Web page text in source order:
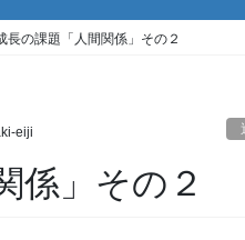
長の課題「人間関係」その２
eiji
係」その２